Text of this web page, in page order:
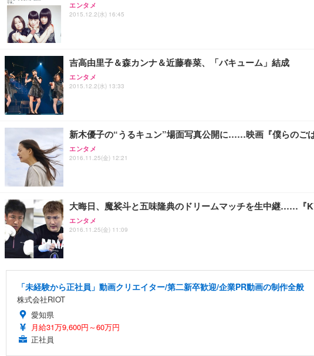
エンタメ
2015.12.2(水) 16:45
吉高由里子＆森カンナ＆近藤春菜、「バキューム」結成
エンタメ
2015.12.2(水) 13:33
新木優子の“うるキュン”場面写真公開に……映画『僕らのご
エンタメ
2016.11.25(金) 12:21
大晦日、魔裟斗と五味隆典のドリームマッチを生中継……『
エンタメ
2016.11.25(金) 11:09
「未経験から正社員」動画クリエイター/第二新卒歓迎/企業PR動画の制作全般
株式会社RIOT
愛知県
月給31万9,600円～60万円
正社員